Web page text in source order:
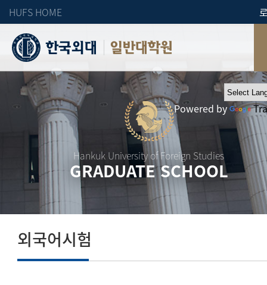
HUFS HOME
일반대학원
Hankuk University of Foreign Studies
GRADUATE SCHOOL
Powered by
외국어시험